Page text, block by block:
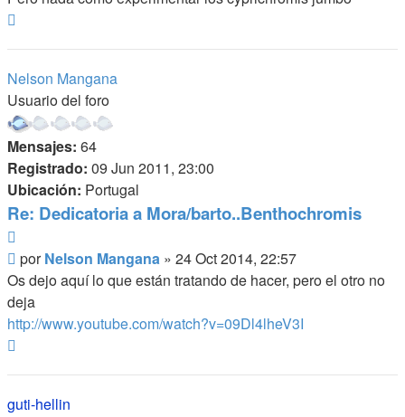
Nelson Mangana
Usuario del foro
Mensajes: 64
Registrado: 09 Jun 2011, 23:00
Ubicación: Portugal
Re: Dedicatoria a Mora/barto..Benthochromis
Mensaje
porNelson Mangana » 24 Oct 2014, 22:57
Os dejo aquí lo que están tratando de hacer, pero el otro no
deja
http://www.youtube.com/watch?v=09Dl4lheV3I
guti-hellin